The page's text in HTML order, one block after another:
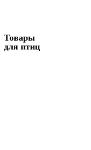
Товары
для птиц